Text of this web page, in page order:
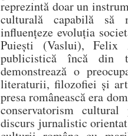
reprezintă doar un
culturală capabilă să
influențeze evoluția
Puiești (Vaslui), Felix
publicistică încă din
demonstrează o
literaturii, filozofiei și
presa românească era
conservatorism
discurs jurnalistic